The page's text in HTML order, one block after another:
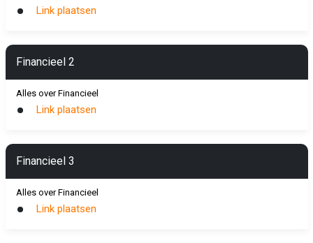
Link plaatsen
Financieel 2
Alles over Financieel
Link plaatsen
Financieel 3
Alles over Financieel
Link plaatsen